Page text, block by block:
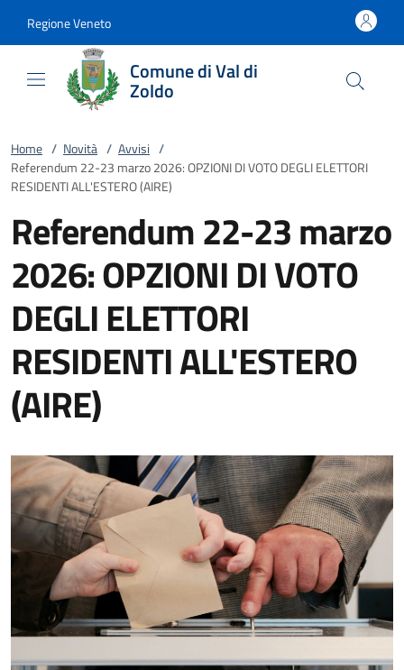
Regione Veneto
Comune di Val di
Zoldo
Home / Novità / Avvisi /
Referendum 22-23 marzo 2026: OPZIONI DI VOTO DEGLI ELETTORI
RESIDENTI ALL'ESTERO (AIRE)
Referendum 22-23 marzo
2026: OPZIONI DI VOTO
DEGLI ELETTORI
RESIDENTI ALL'ESTERO
(AIRE)